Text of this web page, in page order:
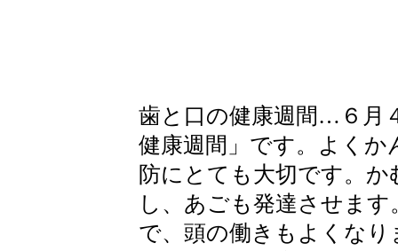
歯と口の健康週間…６月
健康週間」です。よく
防にとても大切です。
し、あごも発達させま
で、頭の働きもよくな